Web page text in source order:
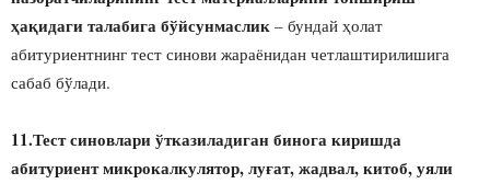
ҳақидаги талабига бўйсунмаслик – бундай ҳолат
абитуриентнинг тест синови жараёнидан четлаштирилишига
сабаб бўлади.
11.Тест синовлари ўтказиладиган бинога киришда
абитуриент микрокалкулятор, луғат, жадвал, китоб, уяли